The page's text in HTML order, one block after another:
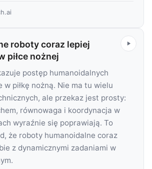
roboty coraz lepiej
piłce nożnej
postęp humanoidalnych
w piłkę nożną. Nie ma tu wielu
ale przekaz jest prosty:
równowaga i koordynacja w
wyraźnie się poprawiają. To
że roboty humanoidalne coraz
z dynamicznymi zadaniami w